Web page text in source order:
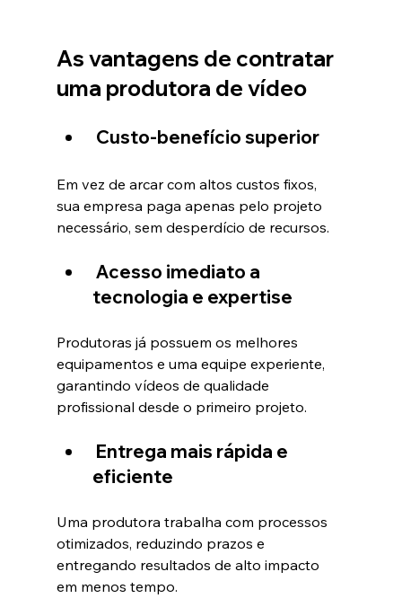
As vantagens de contratar
uma produtora de vídeo
Custo-benefício superior
Em vez de arcar com altos custos fixos,
sua empresa paga apenas pelo projeto
necessário, sem desperdício de recursos.
Acesso imediato a
tecnologia e expertise
Produtoras já possuem os melhores
equipamentos e uma equipe experiente,
garantindo vídeos de qualidade
profissional desde o primeiro projeto.
Entrega mais rápida e
eficiente
Uma produtora trabalha com processos
otimizados, reduzindo prazos e
entregando resultados de alto impacto
em menos tempo.